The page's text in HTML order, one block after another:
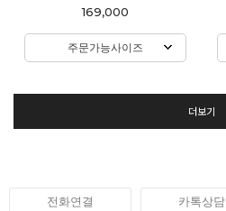
169,000
주문가능사이즈
더보기
전화연결 카톡상담